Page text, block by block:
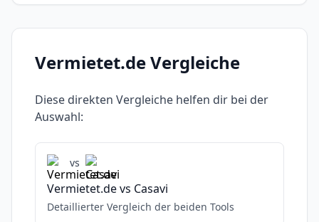
Vermietet.deVergleiche
Diese direkten Vergleiche helfen dir bei der
Auswahl:
vs
Vermietet.devs Casavi
Detaillierter Vergleich der beiden Tools